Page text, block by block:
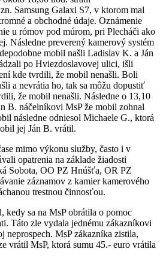
Samsung Galaxi S7, v ktorom mal
a obchodné údaje. Oznámenie
u rómov pod múrom, pri Plecháči ako
Následne preverený kamerový systém
mobil našli Ladislav K. a Ján
po Hviezdoslavovej ulici, išli
kde tvrdili, že mobil nenašli. Boli
a nevrátia ho, tak sa môžu dopustiť
že mobil nenašli. Následne o 13,10
B. náčelníkovi MsP že mobil zohnal
následne odniesol Michaele G., ktorá
jej Ján B. vrátil.
mimo výkonu služby, často i v
opatrenia na základe žiadosti
Sobota, OO PZ Hnúšťa, OR PZ
záznamov z kamier kamerového
trestnou činnosťou.
kedy sa na MsP obrátila o pomoc
Táto zle vydala jednému zákazníkovi
neprospech. MsP zákazníka zistila,
vrátil MsP, ktorá sumu 45.- euro vrátila